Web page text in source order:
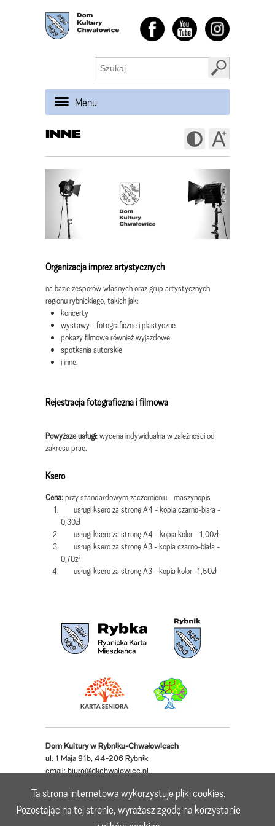
Menu
INNE
Organizacja imprez artystycznych
na bazie zespołów własnych oraz grup artystycznych
regionu rybnickiego, takich jak:
koncerty
wystawy - fotograficzne i plastyczne
pokazy filmowe również wyjazdowe
spotkania autorskie
i inne.
Rejestracja fotograficzna i filmowa
Powyższe usługi:wycena indywidualna w zależności od
zakresu prac.
Ksero
Cena:przy standardowym zaczernieniu - maszynopis
usługi ksero za stronę A4 - kopia czarno-biała -
0,30zł
usługi ksero za stronę A4 - kopia kolor - 1,00zł
usługi ksero za stronę A3 - kopia czarno-biała -
0,70zł
usługi ksero za stronę A3 - kopia kolor -1,50zł
Dom Kultury w Rybniku-Chwałowicach
ul. 1 Maja 91b, 44-206 Rybnik
email:biuro@dkchwalowice.pl
Ta strona internetowa wykorzystuje pliki cookies.
Pozostając na tej stronie, wyrażasz zgodę na korzystanie